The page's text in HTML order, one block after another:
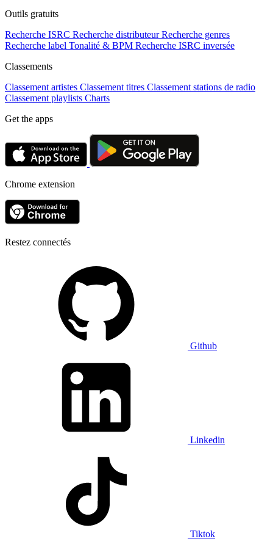
Outils gratuits
Recherche ISRC Recherche distributeur Recherche genres
Recherche label Tonalité & BPM Recherche ISRC inversée
Classements
Classement artistes Classement titres Classement stations de radio
Classement playlists Charts
Get the apps
Chrome extension
Restez connectés
Github
Linkedin
Tiktok